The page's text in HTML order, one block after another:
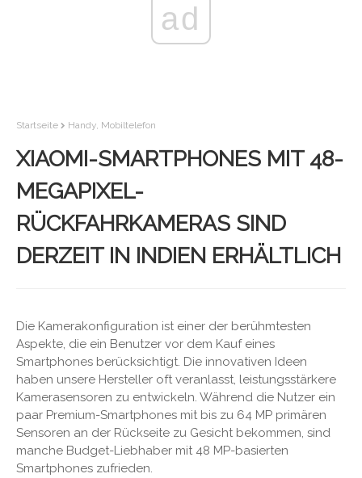
ad
Startseite Handy, Mobiltelefon
XIAOMI-SMARTPHONES MIT 48-
MEGAPIXEL-
RÜCKFAHRKAMERAS SIND
DERZEIT IN INDIEN ERHÄLTLICH
Die Kamerakonfiguration ist einer der berühmtesten
Aspekte, die ein Benutzer vor dem Kauf eines
Smartphones berücksichtigt. Die innovativen Ideen
haben unsere Hersteller oft veranlasst, leistungsstärkere
Kamerasensoren zu entwickeln. Während die Nutzer ein
paar Premium-Smartphones mit bis zu 64 MP primären
Sensoren an der Rückseite zu Gesicht bekommen, sind
manche Budget-Liebhaber mit 48 MP-basierten
Smartphones zufrieden.